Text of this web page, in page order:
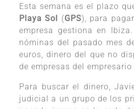
Esta semana es el plazo
Playa Sol
(GPS), para
empresa gestiona en
nóminas del pasado mes
euros, dinero del que no
de empresas del
Para buscar el dinero,
judicial a un grupo de los